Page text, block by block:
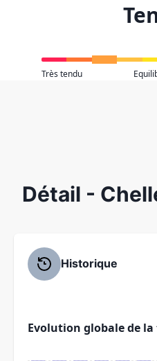
Très tendu
Détail -
Historique
Evolution globale de